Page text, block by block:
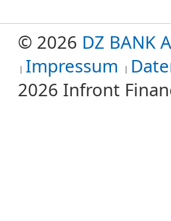
© 2026 DZ BANK
Impressum
2026 Infront